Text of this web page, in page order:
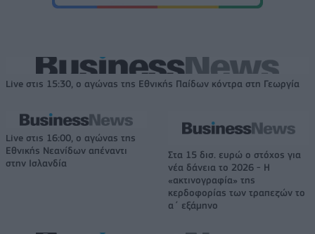
Live στις 15:30, ο αγώνας της Εθνικής Παίδων κόντρα στη Γεωργία
Live στις 16:00, ο αγώνας της
Εθνικής Νεανίδων απέναντι
στην Ισλανδία
Στα 15 δισ. ευρώ ο στόχος για
νέα δάνεια το 2026 - Η
«ακτινογραφία» της
κερδοφορίας των τραπεζών το
α΄ εξάμηνο